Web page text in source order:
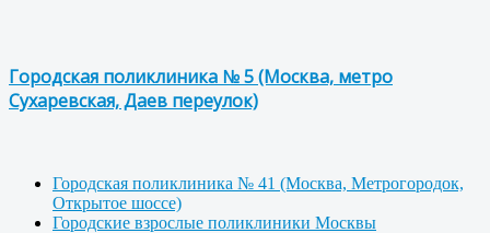
Городская поликлиника № 5 (Москва, метро
Сухаревская, Даев переулок)
Городская поликлиника № 41 (Москва, Метрогородок,
Открытое шоссе)
Городские взрослые поликлиники Москвы